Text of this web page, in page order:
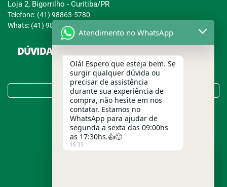
Loja 2, Bigorrilho - Curitiba/PR
Telefone: (41) 98863-5780
Whats: (41) 98863-5780
DÚVIDAS SOBRE COMPRAS, PAGAMENTOS E
ENTREGAS?
Tire suas Dúvidas no FAQ!
Atendimento no WhatsApp
Olá! Espero que esteja bem. Se
surgir qualquer dúvida ou
precisar de assistência
durante sua experiência de
compra, não hesite em nos
contatar. Estamos no
WhatsApp para ajudar de
segunda a sexta das 09:00hs
as 17:30hs.👍🙂
16:33